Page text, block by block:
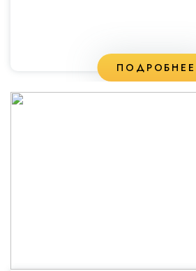
ПОДРОБНЕЕ